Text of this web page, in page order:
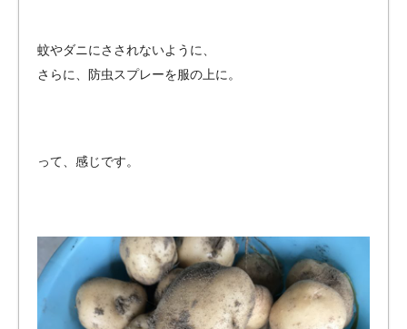
蚊やダニにさされないように、
さらに、防虫スプレーを服の上に。
って、感じです。